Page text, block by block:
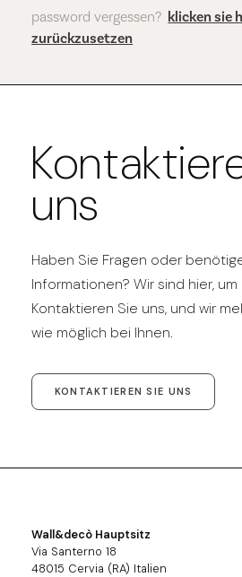
password vergessen? klicken sie
zurückzusetzen
uns
Haben Sie Fragen oder
Informationen? Wir sind hier,
Kontaktieren Sie uns, und wir
wie möglich bei Ihnen.
KONTAKTIEREN SIE UNS
Wall&decò Hauptsitz
Via Santerno 18
48015 Cervia (RA) Italien